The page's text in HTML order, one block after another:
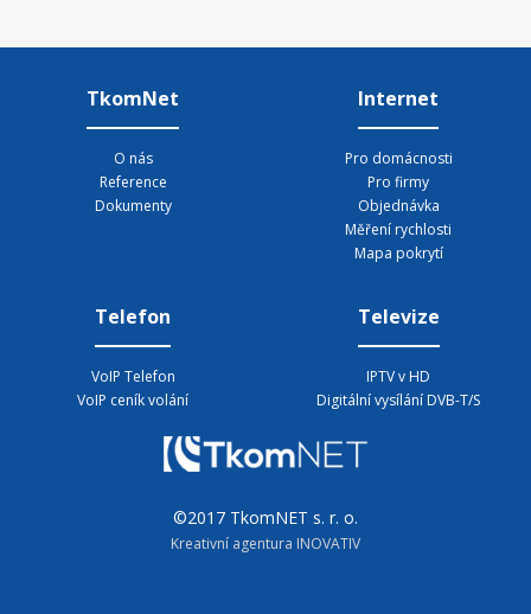
TkomNet
O nás
Reference
Dokumenty
Internet
Pro domácnosti
Pro firmy
Objednávka
Měření rychlosti
Mapa pokrytí
Telefon
VoIP Telefon
VoIP ceník volání
Televize
IPTV v HD
Digitální vysílání DVB-T/S
©2017 TkomNET s. r. o.
Kreativní agentura INOVATIV